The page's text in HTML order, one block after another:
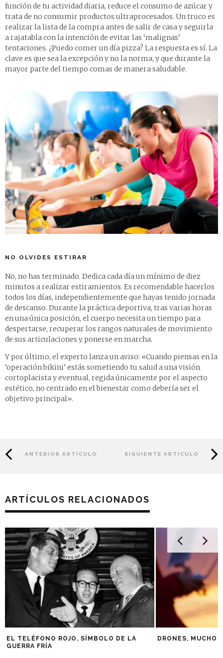
función de tu actividad diaria, reduce el consumo de azúcar y
trata de no consumir productos ultraprocesados. Un truco es
realizar la lista de la compra antes de salir de casa y seguirla
a rajatabla con la intención de evitar las ‘malignas’
tentaciones. ¿Puedo comer un día pizza? La respuesta es sí. La
clave es que sea la excepción y no la norma, y que durante la
mayor parte del tiempo comas de manera saludable.
NO OLVIDES ESTIRAR
No, no has terminado. Dedica cada día un mínimo de diez
minutos a realizar estiramientos. Es recomendable hacerlos
todos los días, independientemente que hayas tenido jornada
de descanso. Durante la práctica deportiva, tras varias horas
en una única posición, el cuerpo necesita un tiempo para
despertarse, recuperar los rangos naturales de movimiento
de sus articulaciones y ponerse en marcha.
Y por último, el experto lanza un aviso: «Cuando piensas en la
‘operación bikini’ estás sometiendo tu salud a una visión
cortoplacista y eventual, regida únicamente por el aspecto
estético, no centrado en el bienestar como debería ser el
objetivo principal».
ANTERIOR ARTÍCULO SIGUIENTE ARTÍCULO
ARTÍCULOS RELACIONADOS
EL TELÉFONO ROJO, SÍMBOLO DE LA
GUERRA FRÍA
DRONES, MUCHO